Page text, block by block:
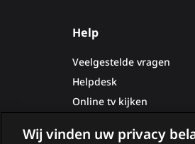
Help
Veelgestelde vragen
Helpdesk
Online tv kijken
Wij vinden uw privacy